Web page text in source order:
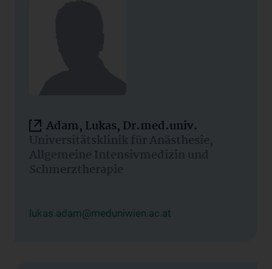
Adam, Lukas, Dr.med.univ.
Universitätsklinik für Anästhesie,
Allgemeine Intensivmedizin und
Schmerztherapie
lukas.adam@meduniwien.ac.at